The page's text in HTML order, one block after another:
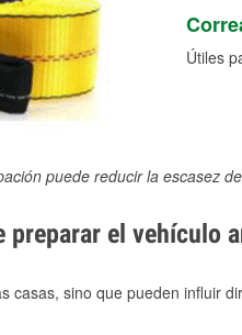
Útiles
puede reducir la escasez
el vehículo
casas, sino que pueden influir